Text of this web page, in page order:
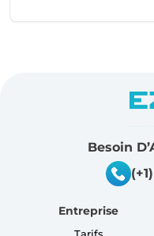
Besoin
Entreprise